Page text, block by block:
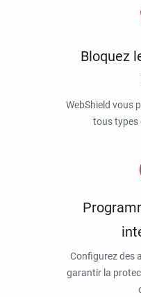
Bloquez
WebShield vous
tous types
Configurez des
garantir la